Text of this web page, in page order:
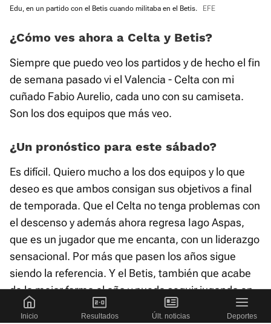
Edu, en un partido con el Betis cuando militaba en el Betis. EFE
¿Cómo ves ahora a Celta y Betis?
Siempre que puedo veo los partidos y de hecho el fin
de semana pasado vi el Valencia - Celta con mi
cuñado Fabio Aurelio, cada uno con su camiseta.
Son los dos equipos que más veo.
¿Un pronóstico para este sábado?
Es difícil. Quiero mucho a los dos equipos y lo que
deseo es que ambos consigan sus objetivos a final
de temporada. Que el Celta no tenga problemas con
el descenso y además ahora regresa Iago Aspas,
que es un jugador que me encanta, con un liderazgo
sensacional. Por más que pasen los años sigue
siendo la referencia. Y el Betis, también que acabe
de la mejor forma el año y pueda seguir jugando en
Europa.
Inicio Resultados Últ. noticias Deportes